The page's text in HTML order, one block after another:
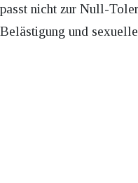
passt nicht zur Null-
Belästigung und